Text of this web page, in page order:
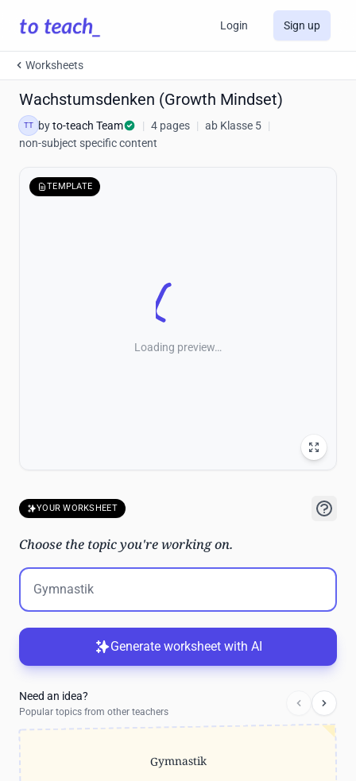
Login Sign up
Worksheets
Wachstumsdenken (Growth Mindset)
TT byto-teach Team | 4 pages | ab Klasse 5 |
non-subject specific content
TEMPLATE
Loading preview…
YOUR WORKSHEET
Choose the topic you're working on.
Generate worksheet with AI
Need an idea?
Popular topics from other teachers
Gymnastik